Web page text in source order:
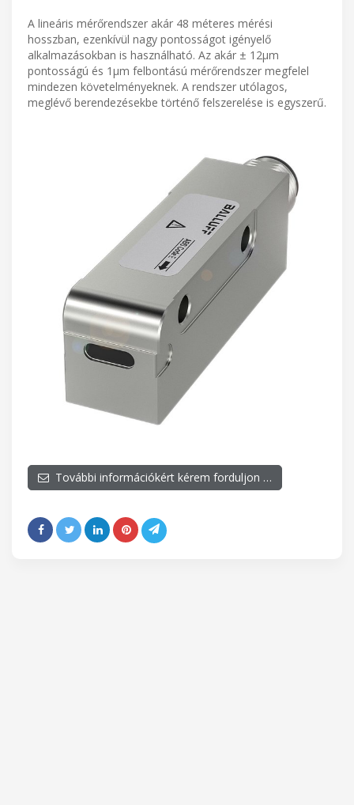
A lineáris mérőrendszer akár 48 méteres mérési
hosszban, ezenkívül nagy pontosságot igényelő
alkalmazásokban is használható. Az akár ± 12μm
pontosságú és 1μm felbontású mérőrendszer megfelel
mindezen követelményeknek. A rendszer utólagos,
meglévő berendezésekbe történő felszerelése is egyszerű.
További információkért kérem forduljon …